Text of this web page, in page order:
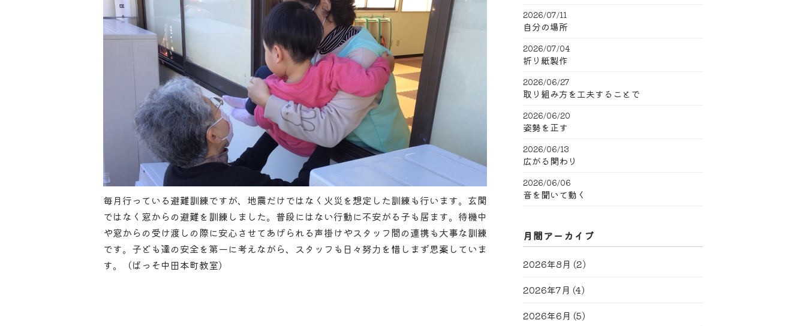
毎月行っている避難訓練ですが、地震だけではなく火災を想定した訓練も行います。玄関
ではなく窓からの避難を訓練しました。普段にはない行動に不安がる子も居ます。待機中
や窓からの受け渡しの際に安心させてあげられる声掛けやスタッフ間の連携も大事な訓練
です。子ども達の安全を第一に考えながら、スタッフも日々努力を惜しまず思案していま
す。（ぱっそ中田本町教室）
2026/07/11
自分の場所
2026/07/04
折り紙製作
2026/06/27
取り組み方を工夫することで
2026/06/20
姿勢を正す
2026/06/13
広がる関わり
2026/06/06
音を聞いて動く
月間アーカイブ
2026年8月 (2)
2026年7月 (4)
2026年6月 (5)